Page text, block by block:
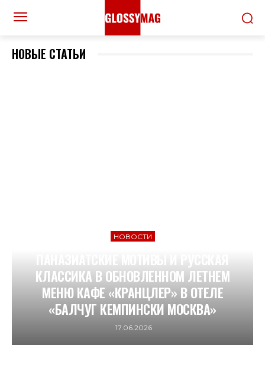
НОВЫЕ СТАТЬИ
НОВОСТИ
КЛАССИКА В ОБНОВЛЕННОМ ЛЕТНЕМ
МЕНЮ КАФЕ «КРАНЦЛЕР» В ОТЕЛЕ
«БАЛЧУГ КЕМПИНСКИ МОСКВА»
17.06.2026